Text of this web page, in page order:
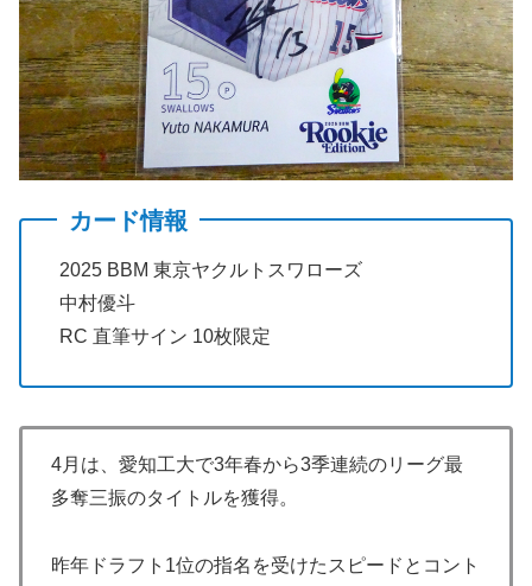
カード情報
2025 BBM 東京ヤクルトスワローズ
中村優斗
RC 直筆サイン 10枚限定
4月は、愛知工大で3年春から3季連続のリーグ最
多奪三振のタイトルを獲得。
昨年ドラフト1位の指名を受けたスピードとコント